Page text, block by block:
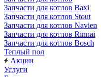
Запчасти для котлов Baxi
Запчасти для котлов Stout
Запчасти для котлов Navien
Запчасти для котлов Rinnai
Запчасти для котлов Bosch
Теплый пол
Акции
Услуги